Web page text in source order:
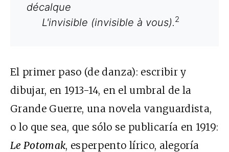
décalque
L'invisible (invisible à vous).2
El primer paso (de danza): escribir y
dibujar, en 1913-14, en el umbral de la
Grande Guerre, una novela vanguardista,
o lo que sea, que sólo se publicaría en 1919:
Le Potomak, esperpento lírico, alegoría